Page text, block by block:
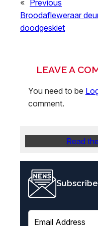
«
Previous
Broodafleweraar
doodgeskiet
LEAVE A
You need to be
comment.
Read
E